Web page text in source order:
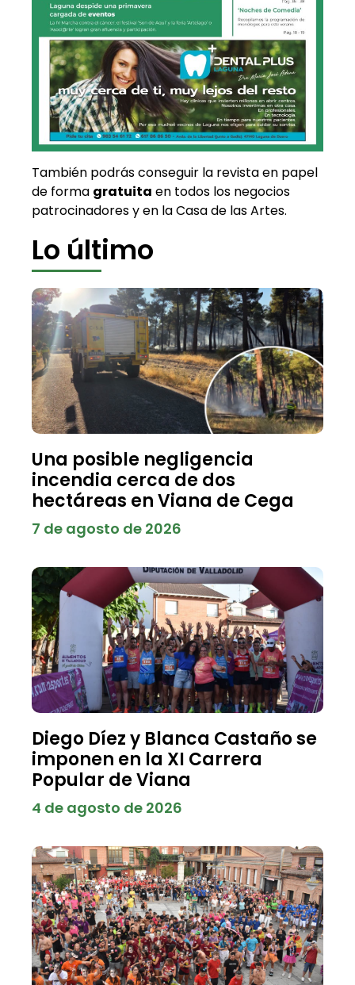
También podrás conseguir la revista en papel
de forma gratuita en todos los negocios
patrocinadores y en la Casa de las Artes.
Lo último
Una posible negligencia
incendia cerca de dos
hectáreas en Viana de Cega
7 de agosto de 2026
Diego Díez y Blanca Castaño se
imponen en la XI Carrera
Popular de Viana
4 de agosto de 2026